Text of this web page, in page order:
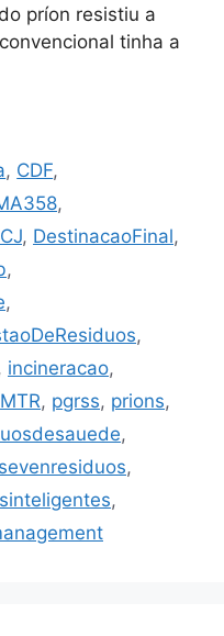
príon resistiu a
tinha a
, CDF,
,
, DestinacaoFinal,
,
,
,
incineracao,
MTR, pgrss, prions,
,
sevenresiduos,
,